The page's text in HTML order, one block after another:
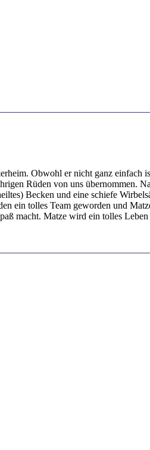
Obwohl er nicht ganz einfach
Rüden von uns übernommen.
Becken und eine schiefe
ein tolles Team geworden und
macht. Matze wird ein tolles